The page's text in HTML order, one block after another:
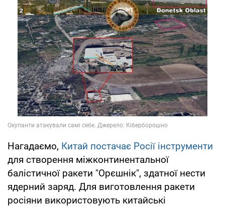
Нагадаємо, Китай постачає Росії інструменти
для створення міжконтинентальної
балістичної ракети "Орєшнік", здатної нести
ядерний заряд. Для виготовлення ракети
росіяни використовують китайські